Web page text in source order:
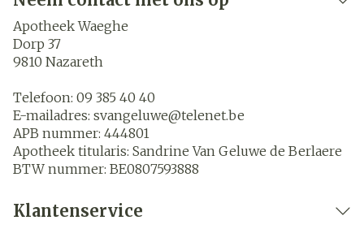
Apotheek Waeghe
Dorp 37
9810 Nazareth
Telefoon: 09 385 40 40
E-mailadres: svangeluwe@telenet.be
APB nummer: 444801
Apotheek titularis: Sandrine Van Geluwe de Berlaere
BTW nummer: BE0807593888
Klantenservice